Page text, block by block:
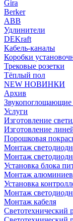
Gira
Berker
ABB
Удлинители
DEKraft
Кабель-каналы
Коробки
Трековые розетки
Тёплый пол
NEW НОВИНКИ
Архив
Звукопоглощающие
Услуги
Изготовление
Изготовление
Порошковая
Монтаж
Монтаж
Установка блока
Монтаж
Установка
Монтаж
Монтаж кабеля
Светотехнический